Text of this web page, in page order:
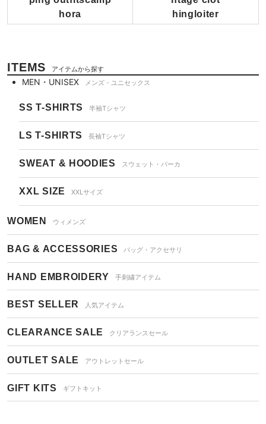
ITEMS アイテムから探す
MEN・UNISEX メンズ・ユニセックス
SS T-SHIRTS 半袖Tシャツ
LS T-SHIRTS 長袖Tシャツ
SWEAT & HOODIES スウェット・パーカ
XXL SIZE XXLサイズ
WOMEN ウィメンズ
BAG & ACCESSORIES バッグ・アクセサリ
HAND EMBROIDERY 手刺繍アイテム
BEST SELLER 人気アイテム
CLEARANCE SALE クリアランスセール
OUTLET SALE アウトレットセール
GIFT KITS ギフトキット